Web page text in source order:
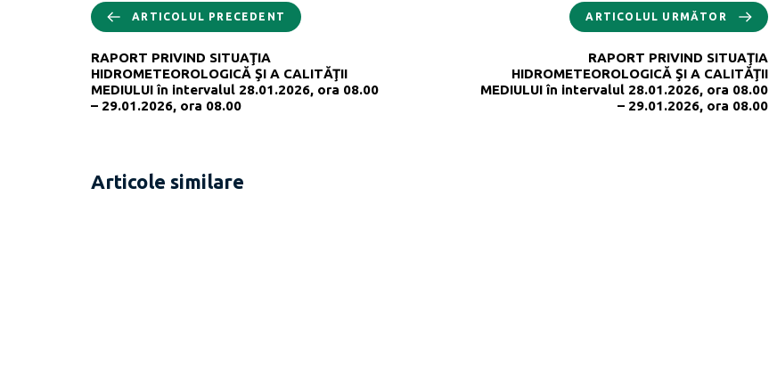
ARTICOLUL PRECEDENT
RAPORT PRIVIND SITUAŢIA
HIDROMETEOROLOGICĂ ŞI A CALITĂŢII
MEDIULUI în intervalul 28.01.2026, ora 08.00
– 29.01.2026, ora 08.00
ARTICOLUL URMĂTOR
RAPORT PRIVIND SITUAŢIA
HIDROMETEOROLOGICĂ ŞI A CALITĂŢII
MEDIULUI în intervalul 28.01.2026, ora 08.00
– 29.01.2026, ora 08.00
Articole similare